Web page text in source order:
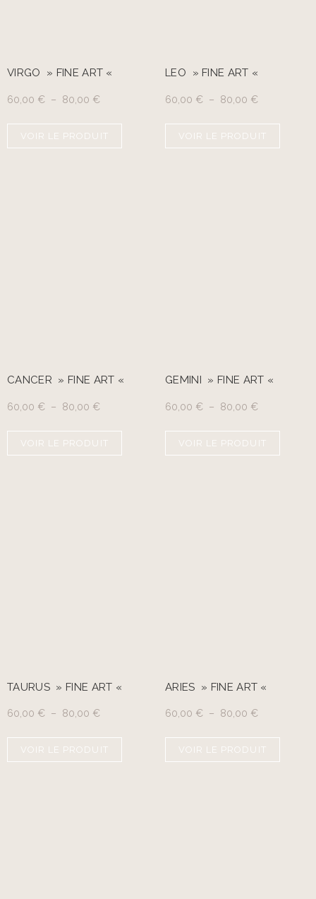
VIRGO » FINE ART «
60,00 € – 80,00 €
VOIR LE PRODUIT
LEO » FINE ART «
60,00 € – 80,00 €
VOIR LE PRODUIT
CANCER » FINE ART «
60,00 € – 80,00 €
VOIR LE PRODUIT
GEMINI » FINE ART «
60,00 € – 80,00 €
VOIR LE PRODUIT
TAURUS » FINE ART «
60,00 € – 80,00 €
VOIR LE PRODUIT
ARIES » FINE ART «
60,00 € – 80,00 €
VOIR LE PRODUIT